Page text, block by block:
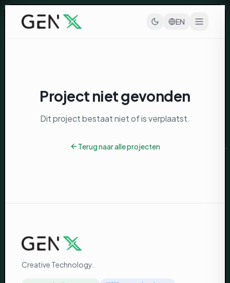
EN
Project niet gevonden
Dit project bestaat niet of is verplaatst.
Terug naar alle projecten
Creative Technology.